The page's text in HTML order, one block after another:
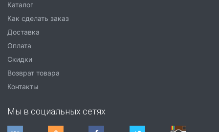
Каталог
Как сделать заказ
Доставка
Оплата
Скидки
Возврат товара
Контакты
Мы в социальных сетях